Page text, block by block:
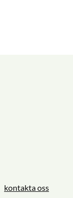
kontakta oss